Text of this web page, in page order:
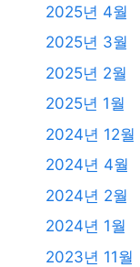
2025년 4월
2025년 3월
2025년 2월
2025년 1월
2024년 12월
2024년 4월
2024년 2월
2024년 1월
2023년 11월